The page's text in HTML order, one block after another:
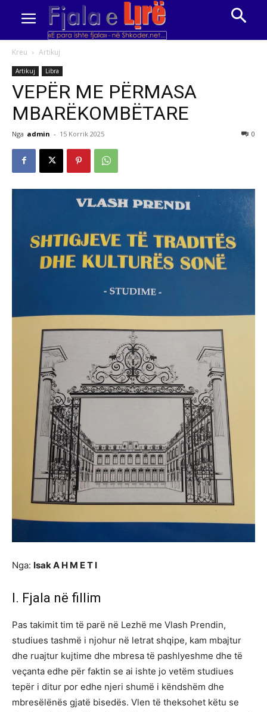
Kreu Artikuj
Artikuj Libra
VEPËR ME PËRMASA
MBARËKOMBËTARE
Nga admin - 15 Korrik 2025 0
Nga: Isak A H M E T I
I. Fjala në fillim
Pas takimit tim të parë në Lezhë me Vlash Prendin,
studiues tashmë i njohur në letrat shqipe, kam mbajtur
dhe ruajtur kujtime dhe mbresa të pashlyeshme dhe të
veçanta edhe për faktin se ai ishte jo vetëm studiues
tepër i ditur por edhe njeri shumë i këndshëm dhe
mbresëlënës gjatë bisedës. Vlen të theksohet këtu se